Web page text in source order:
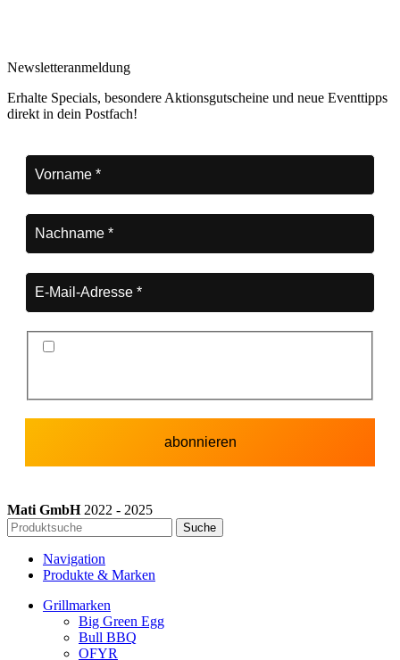
Newsletteranmeldung
Erhalte Specials, besondere Aktionsgutscheine und neue Eventtipps
direkt in dein Postfach!
Mati GmbH 2022 - 2025
Suche
Navigation
Produkte & Marken
Grillmarken
Big Green Egg
Bull BBQ
OFYR